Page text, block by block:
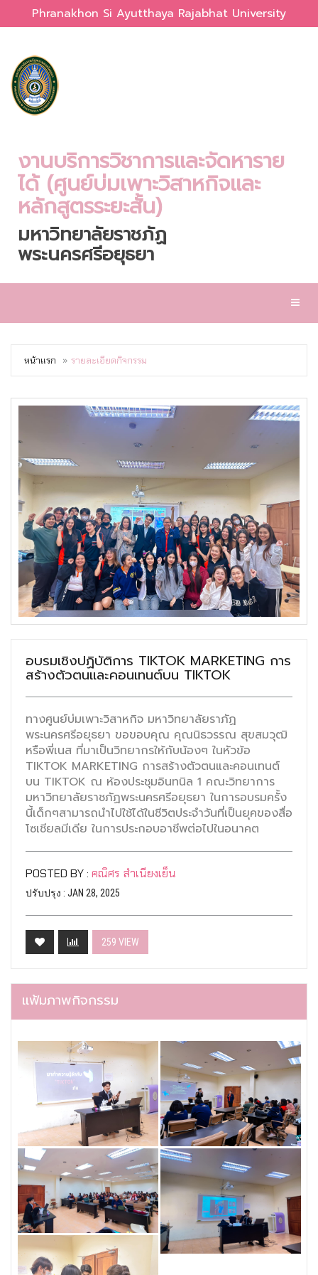
Phranakhon Si Ayutthaya Rajabhat University
งานบริการวิชาการและจัดหาราย
ได้ (ศูนย์บ่มเพาะวิสาหกิจและ
หลักสูตรระยะสั้น)
มหาวิทยาลัยราชภัฏ
พระนครศรีอยุธยา
หน้าแรก รายละเอียดกิจกรรม
อบรมเชิงปฏิบัติการ TIKTOK MARKETING การ
สร้างตัวตนและคอนเทนต์บน TIKTOK
ทางศูนย์บ่มเพาะวิสาหกิจ มหาวิทยาลัยราภัฏ
พระนครศรีอยุธยา ขอขอบคุณ คุณนิธวรรณ สุขสมวุฒิ
หรือพี่เนส ที่มาเป็นวิทยากรให้กับน้องๆ ในหัวข้อ
TIKTOK MARKETING การสร้างตัวตนและคอนเทนต์
บน TIKTOK ณ ห้องประชุมอินทนิล 1 คณะวิทยาการ
มหาวิทยาลัยราชภัฏพระนครศรีอยุธยา ในการอบรมครั้ง
นี้เด็กๆสามารถนำไปใช้ได้ในชีวิตประจำวันที่เป็นยุคของสื่อ
โซเชียลมีเดีย ในการประกอบอาชีพต่อไปในอนาคต
POSTED BY : คณิศร สำเนียงเย็น
ปรับปรุง : JAN 28, 2025
259 VIEW
แฟ้มภาพกิจกรรม